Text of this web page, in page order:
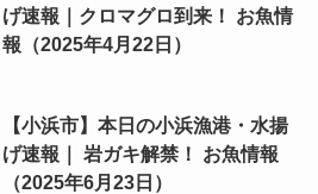
げ速報｜クロマグロ到来！ お魚情
報（2025年4月22日）
【小浜市】本日の小浜漁港・水揚
げ速報｜ 岩ガキ解禁！ お魚情報
（2025年6月23日）